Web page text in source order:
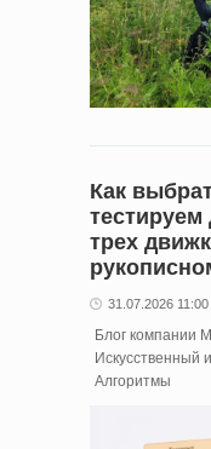
Как
трех
31.07.2026 11:00
Блог компании
Искусственный
Алгоритмы